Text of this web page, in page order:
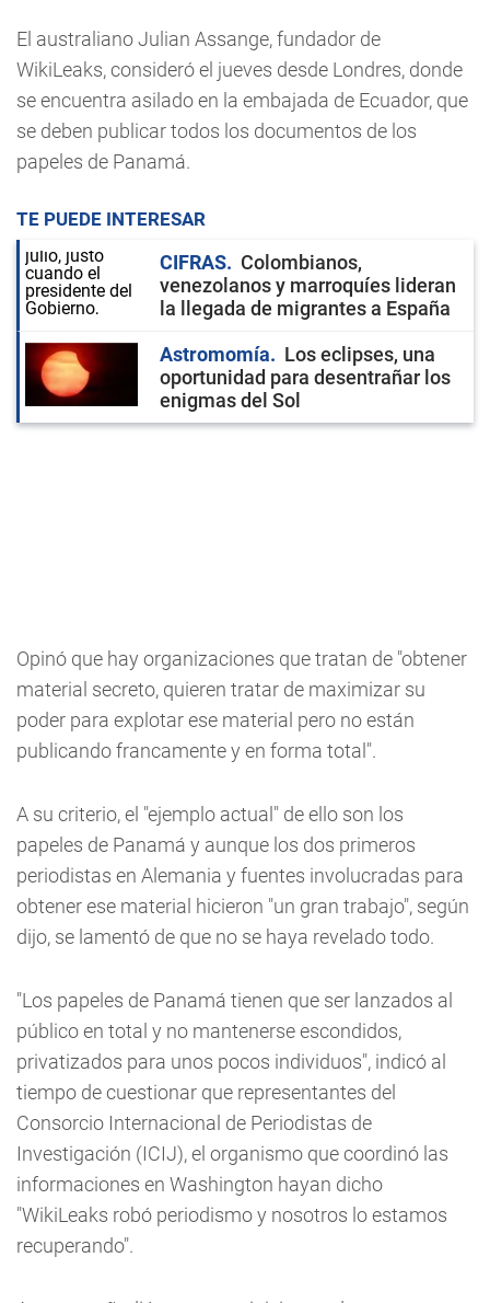
El australiano Julian Assange, fundador de
WikiLeaks, consideró el jueves desde Londres, donde
se encuentra asilado en la embajada de Ecuador, que
se deben publicar todos los documentos de los
papeles de Panamá.
TE PUEDE INTERESAR
CIFRAS
Colombianos,
venezolanos y marroquíes lideran
la llegada de migrantes a España
Astromomía
Los eclipses, una
oportunidad para desentrañar los
enigmas del Sol
Opinó que hay organizaciones que tratan de "obtener
material secreto, quieren tratar de maximizar su
poder para explotar ese material pero no están
publicando francamente y en forma total".
A su criterio, el "ejemplo actual" de ello son los
papeles de Panamá y aunque los dos primeros
periodistas en Alemania y fuentes involucradas para
obtener ese material hicieron "un gran trabajo", según
dijo, se lamentó de que no se haya revelado todo.
"Los papeles de Panamá tienen que ser lanzados al
público en total y no mantenerse escondidos,
privatizados para unos pocos individuos", indicó al
tiempo de cuestionar que representantes del
Consorcio Internacional de Periodistas de
Investigación (ICIJ), el organismo que coordinó las
informaciones en Washington hayan dicho
"WikiLeaks robó periodismo y nosotros lo estamos
recuperando".